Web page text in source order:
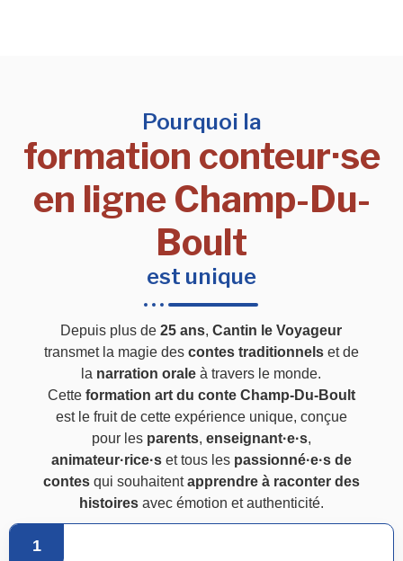
Pourquoi la
formation conteur·se
en ligne Champ-Du-
Boult
est unique
Depuis plus de25 ans,Cantin le Voyageur
transmet la magie des contes traditionnelset de
la narration orale à travers le monde.
Cette formation art du conte Champ-Du-Boult
est le fruit de cette expérience unique, conçue
pour les parents, enseignant·e·s,
animateur·rice·set tous les passionné·e·s de
contesqui souhaitentapprendre à raconter des
histoiresavec émotion et authenticité.
1